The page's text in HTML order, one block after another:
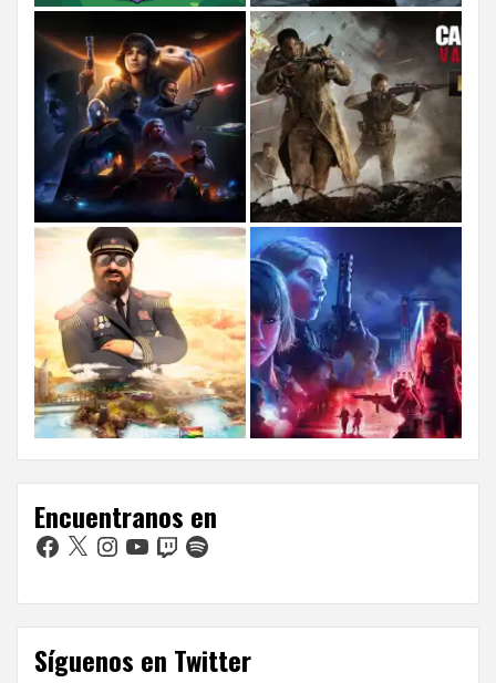
Encuentranos en
Facebook
X Instagram
YouTubeTwitchSpotify
Síguenos en Twitter